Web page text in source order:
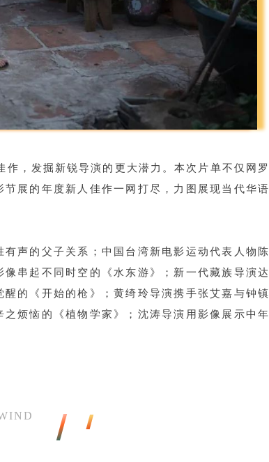
，发掘新锐导演的更大潜力。本次片单不仅网罗
展的年度新人佳作一网打尽，力图展现当代华语
声的父子关系；中国台湾新电影运动代表人物陈
串起不同时空的《水东游》；新一代藏族导演达
的《开始的枪》；黄绮玲导演携手张艾嘉与钟镇
烦恼的《植物学家》；沈涛导演用影像展示中年